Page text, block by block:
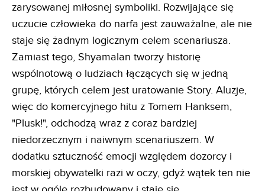
zarysowanej miłosnej symboliki. Rozwijające się
uczucie człowieka do narfa jest zauważalne, ale nie
staje się żadnym logicznym celem scenariusza.
Zamiast tego, Shyamalan tworzy historię
wspólnotową o ludziach łączących się w jedną
grupę, których celem jest uratowanie Story. Aluzje,
więc do komercyjnego hitu z Tomem Hanksem,
"Plusk!", odchodzą wraz z coraz bardziej
niedorzecznym i naiwnym scenariuszem. W
dodatku sztuczność emocji względem dozorcy i
morskiej obywatelki razi w oczy, gdyż wątek ten nie